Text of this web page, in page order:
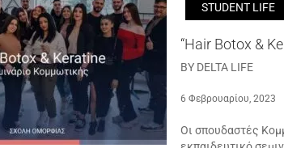
STUDENT LIFE
“Hair Botox &
BY DELTA LIFE
6 Φεβρουαρίου, 2023
Οι σπουδαστές